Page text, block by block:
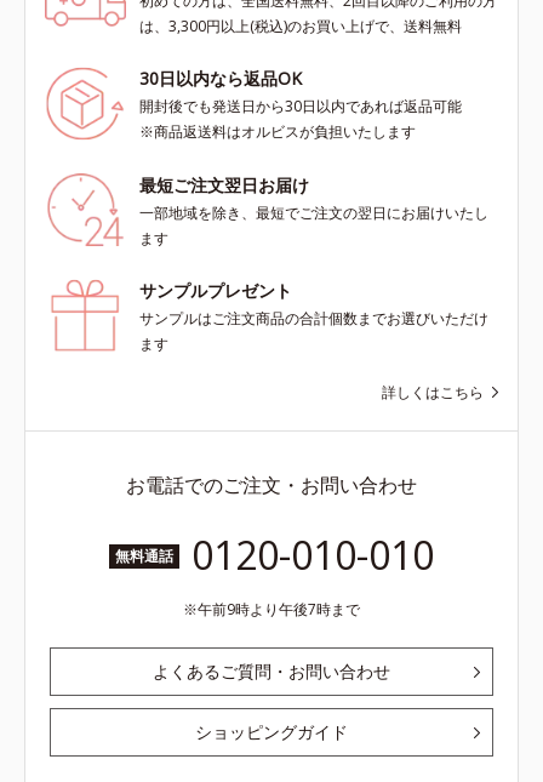
は、3,300円以上(税込)のお買い上げで、送料無料
30日以内なら返品OK
開封後でも発送日から30日以内であれば返品可能
※商品返送料はオルビスが負担いたします
最短ご注文翌日お届け
一部地域を除き、最短でご注文の翌日にお届けいたし
ます
サンプルプレゼント
サンプルはご注文商品の合計個数までお選びいただけ
ます
詳しくはこちら
お電話でのご注文・お問い合わせ
無料通話 0120-010-010
午前9時より午後7時まで
よくあるご質問・お問い合わせ
ショッピングガイド